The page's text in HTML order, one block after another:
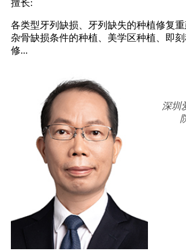
擅长:
各类型牙列缺损、牙列缺失的种植修复
杂骨缺损条件的种植、美学区种植、即
修...
深圳